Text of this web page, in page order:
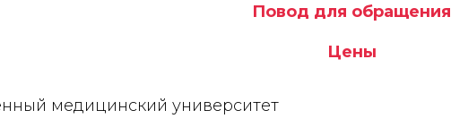
Повод для обращения
Цены
медицинский университет